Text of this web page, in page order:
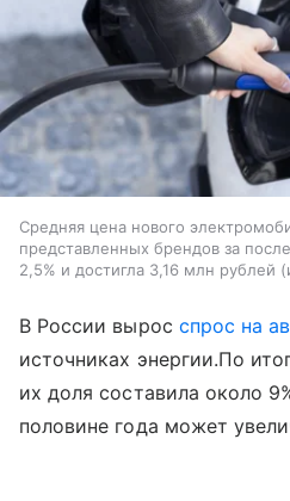
Средняя цена нового
представленных брендов за
2,5% и достигла 3,16 млн рублей
В России вырос спрос на
источниках энергии.По
их доля составила около
половине года может